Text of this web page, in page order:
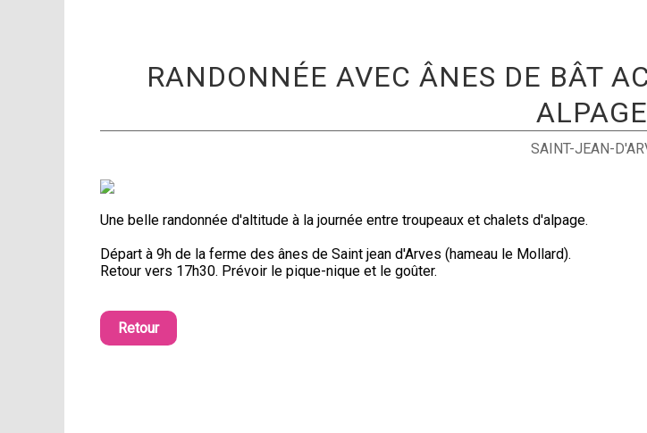
RANDONNÉE AVEC ÂNES DE BÂT
SAINT-JEAN-
Une belle randonnée d'altitude à la journée entre troupeaux et chalets d'alpage.
Départ à 9h de la ferme des ânes de Saint jean d'Arves (hameau le Mollard).
Retour vers 17h30. Prévoir le pique-nique et le goûter.
Retour